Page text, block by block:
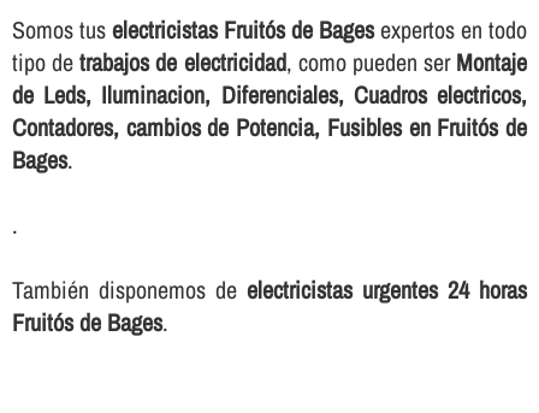
Somos tuselectricistas Fruitós de Bagesexpertos en todo
tipo detrabajos de electricidad, como pueden serMontaje
de Leds, Iluminacion, Diferenciales, Cuadros electricos,
Contadores, cambios de Potencia, Fusibles en Fruitós de
Bages.
.
También disponemos de electricistas urgentes 24 horas
Fruitós de Bages.